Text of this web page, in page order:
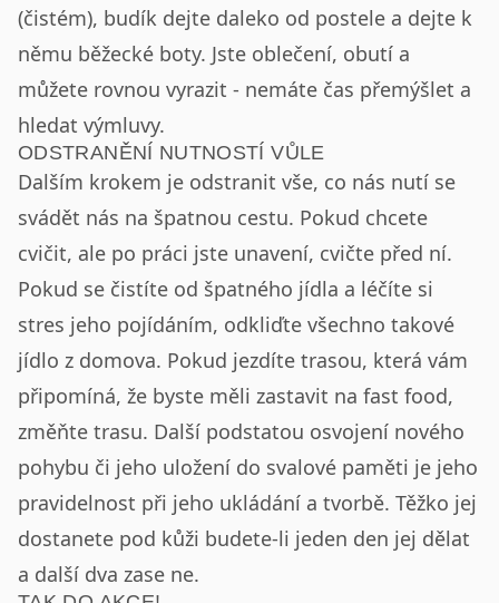
(čistém), budík dejte daleko od postele a dejte k
němu běžecké boty. Jste oblečení, obutí a
můžete rovnou vyrazit - nemáte čas přemýšlet a
hledat výmluvy.
ODSTRANĚNÍ NUTNOSTÍ VŮLE
Dalším krokem je odstranit vše, co nás nutí se
svádět nás na špatnou cestu. Pokud chcete
cvičit, ale po práci jste unavení, cvičte před ní.
Pokud se čistíte od špatného jídla a léčíte si
stres jeho pojídáním, odkliďte všechno takové
jídlo z domova. Pokud jezdíte trasou, která vám
připomíná, že byste měli zastavit na fast food,
změňte trasu. Další podstatou osvojení nového
pohybu či jeho uložení do svalové paměti je jeho
pravidelnost při jeho ukládání a tvorbě. Těžko jej
dostanete pod kůži budete-li jeden den jej dělat
a další dva zase ne.